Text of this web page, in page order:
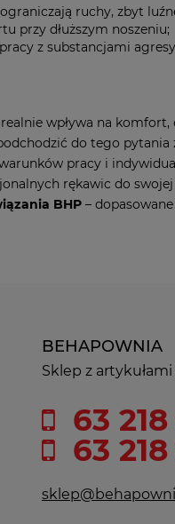
ruchy, zbyt
przy dłuższym noszeniu;
z substancjami
wpływa na komfort,
do tego
pracy i
rękawic do
BHP –
BEHAPOWNIA
Sklep z
63
63